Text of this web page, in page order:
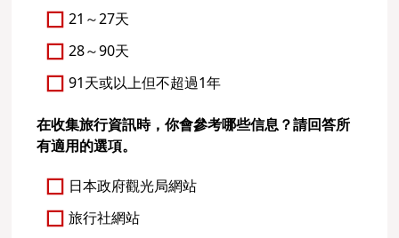
21～27天
28～90天
91天或以上但不超過1年
在收集旅行資訊時，你會參考哪些信息？請回答所
有適用的選項。
日本政府觀光局網站
旅行社網站